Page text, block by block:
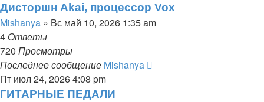
Дисторшн Akai, процессор Vox
Mishanya » Вс май 10, 2026 1:35 am
4 Ответы
720 Просмотры
Последнее сообщение Mishanya
Пт июл 24, 2026 4:08 pm
ГИТАРНЫЕ ПЕДАЛИ